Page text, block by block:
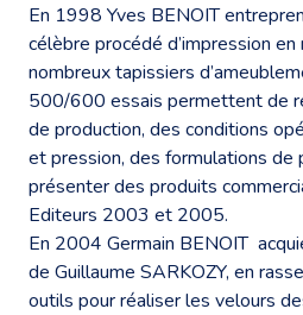
En 1998 Yves BENOIT
célèbre procédé d’impression
nombreux tapissiers
500/600 essais permettent de
de production, des conditions
et pression, des formulations
présenter des produits
Editeurs 2003 et 2005.
En 2004 Germain BENOIT
de Guillaume SARKOZY, en
outils pour réaliser les velours